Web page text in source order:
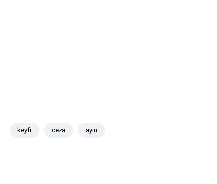
keyfi ceza aym